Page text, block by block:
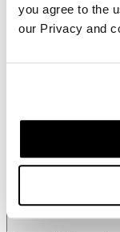
you agree to the
our Privacy and